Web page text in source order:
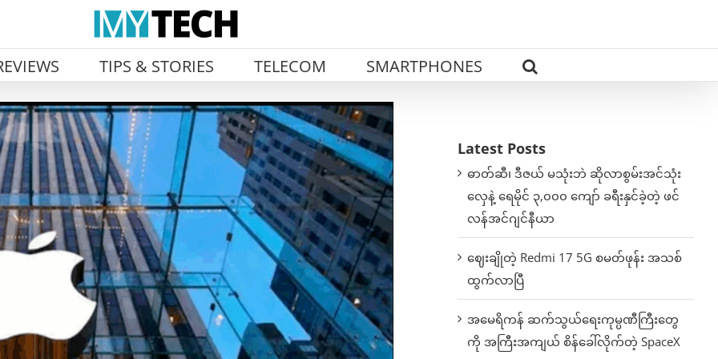
TIPS & STORIES TELECOM SMARTPHONES
Latest Posts
ဓာတ်ဆီ၊ ဒီဇယ် မသုံးဘဲ ဆိုလာစွမ်းအင်သုံး
လှေနဲ့ ရေမိုင် ၃,၀၀၀ ကျော် ခရီးနှင်ခဲ့တဲ့ ဖင်
လန်အင်ဂျင်နီယာ
ဈေးချိုတဲ့ Redmi 17 5G စမတ်ဖုန်း အသစ်
ထွက်လာပြီ
အမေရိကန် ဆက်သွယ်ရေးကုမ္ပဏီကြီးတွေ
ကို အကြီးအကျယ် စိန်ခေါ်လိုက်တဲ့ SpaceX